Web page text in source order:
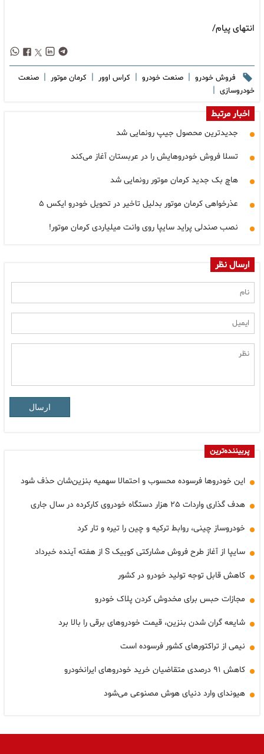
انتهای پیام/
فروش خودرو | صنعت خودرو | کراس اوور | کرمان موتور | صنعت
خودروسازی |
اخبار مرتبط
جدیدترین محصول جیپ رونمایی شد
تسلا فروش خودروهایش را در عربستان آغاز می‌کند
هاچ بک جدید کرمان موتور رونمایی شد
عذرخواهی کرمان موتور بدلیل تاخیر در تحویل خودرو ایکس ۵
نصب صندلی پراید سایپا روی وانت میلیاردی کرمان موتور!
ارسال نظر
ارسال
پربیننده‌ترین
این خودروها فرسوده محسوب و احتمالا سهمیه بنزین‌شان حذف شود
هدف گذاری واردات ۲۵ هزار دستگاه خودروی کارکرده در سال جاری
خودروساز چینی، روابط ترکیه و چین را تیره و تار کرد
سایپا از آغاز طرح فروش مشارکتی کوییک S از هفته آینده خبرداد
کاهش قابل توجه تولید خودرو در کشور
مجازات حبس برای مخدوش کردن پلاک خودرو
شایعه گران شدن بنزین، قیمت خودروهای برقی را بالا برد
نیمی از تراکتورهای کشور فرسوده است
کاهش ۹۱ درصدی متقاضیان خرید خودروهای ایرانخودرو
هیوندای وارد دنیای هوش مصنوعی می‌شود